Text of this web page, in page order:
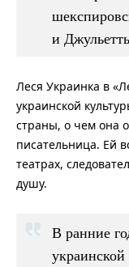
и
Леся Украинка в
украинской
страны, о чем она
писательница. Ей
театрах,
душу.
В ранние